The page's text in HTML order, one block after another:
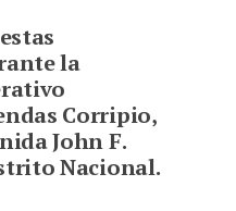
la
Corripio,
John F.
Nacional.